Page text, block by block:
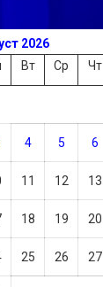
2026
Вт Ср Чт
4 5 6
11 12 13
18 19 20
25 26 27